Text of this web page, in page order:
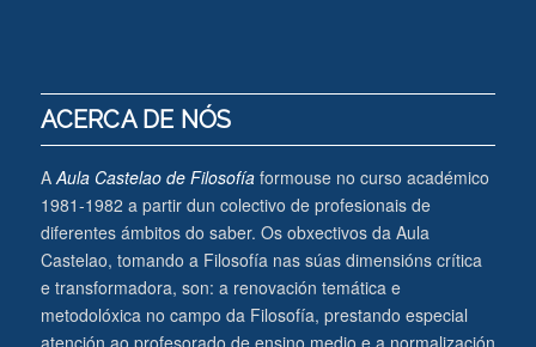
ACERCA DE NÓS
A Aula Castelao de Filosofíaformouse no curso académico
1981-1982 a partir dun colectivo de profesionais de
diferentes ámbitos do saber. Os obxectivos da Aula
Castelao, tomando a Filosofía nas súas dimensións crítica
e transformadora, son: a renovación temática e
metodolóxica no campo da Filosofía, prestando especial
atención ao profesorado de ensino medio e a normalización